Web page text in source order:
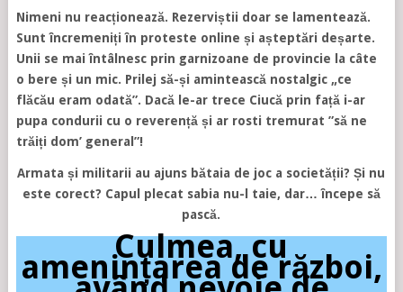
Nimeni nu reacționează. Rezerviștii doar se lamentează.
Sunt încremeniți în proteste online și așteptări deșarte.
Unii se mai întâlnesc prin garnizoane de provincie la câte
o bere și un mic. Prilej să-și amintească nostalgic „ce
flăcău eram odată”. Dacă le-ar trece Ciucă prin față i-ar
pupa condurii cu o reverență și ar rosti tremurat ”să ne
trăiți dom’ general”!
Armata și militarii au ajuns bătaia de joc a societății? Și nu
este corect? Capul plecat sabia nu-l taie, dar… începe să
pască.
Culmea, cu
amenințarea de război,